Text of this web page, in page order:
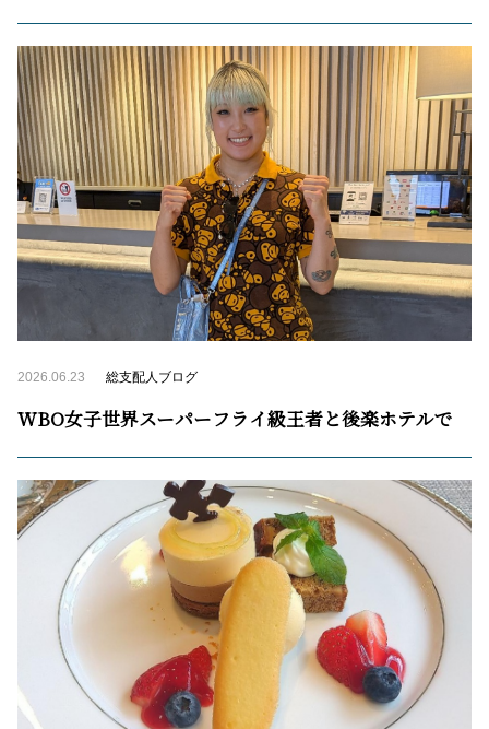
2026.06.23 総支配人ブログ
WBO女子世界スーパーフライ級王者と後楽ホテルで